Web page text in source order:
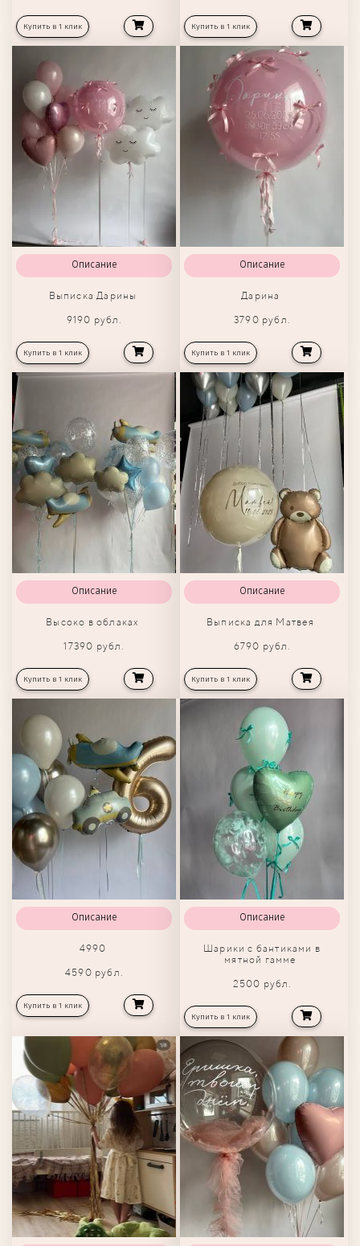
Купить в 1 клик Купить в 1 клик
Описание
Выписка Дарины
9190 рубл.
Купить в 1 клик
Описание
Дарина
3790 рубл.
Купить в 1 клик
Описание
Высоко в облаках
17390 рубл.
Купить в 1 клик
Описание
Выписка для Матвея
6790 рубл.
Купить в 1 клик
Описание
4990
4590 рубл.
Купить в 1 клик
Описание
Шарики с бантиками в
мятной гамме
2500 рубл.
Купить в 1 клик